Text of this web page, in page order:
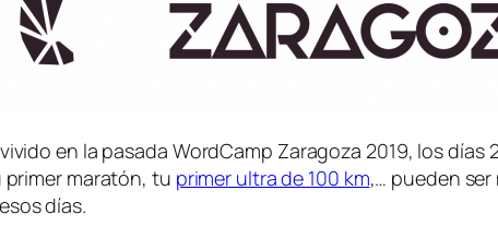
en la pasada WordCamp Zaragoza 2019, los
primer maratón, tu primer ultra de 100 km,… pueden
días.